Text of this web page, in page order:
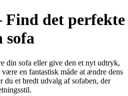
Find det perfekte
sofa
din sofa eller give den et nyt udtryk,
en fantastisk måde at ændre dens
et bredt udvalg af sofaben, der